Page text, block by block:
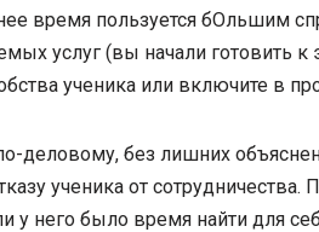
время пользуется бОльшим
услуг (вы начали готовить к
ученика или включите в
деловому, без лишних
ученика от
у него было время найти для